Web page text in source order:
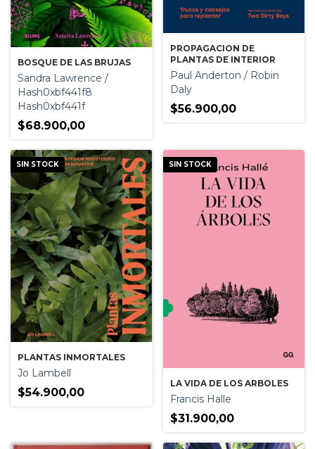
BOSQUE DE LAS BRUJAS
Sandra Lawrence /
Hash0xbf441f8
Hash0xbf441f
$68.900,00
PROPAGACION DE
PLANTAS DE INTERIOR
Paul Anderton / Robin
Daly
$56.900,00
SIN STOCK
PLANTAS INMORTALES
Jo Lambell
$54.900,00
SIN STOCK
LA VIDA DE LOS ARBOLES
Francis Halle
$31.900,00